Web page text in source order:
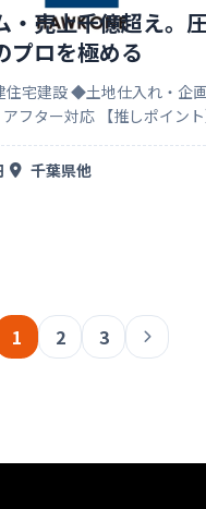
・売上千億超え。
プロを極める
住宅建設 ◆土地仕入れ・企
推しポイント】 1、安定
東証プライムに上場する
安定している基盤があるか
千葉県他
1 2 3